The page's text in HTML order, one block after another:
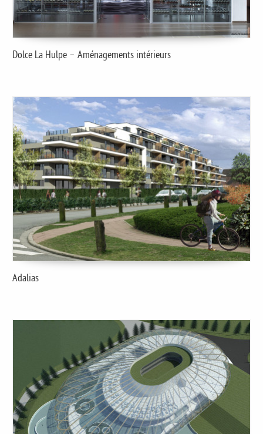
Dolce La Hulpe – Aménagements intérieurs
Adalias